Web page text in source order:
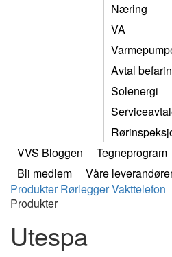
Næring
VA
Avtal
Solenergi
VVS Bloggen
Tegneprogram
Bli medlem
Våre
ProdukterRørleggerVakttelefon
Produkter
Utespa